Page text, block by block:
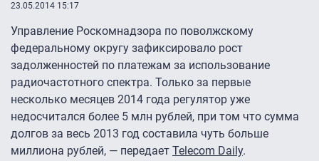
23.05.2014 15:17
Управление Роскомнадзора по поволжскому
федеральному округу зафиксировало рост
задолженностей по платежам за использование
радиочастотного спектра. Только за первые
несколько месяцев 2014 года регулятор уже
недосчитался более 5 млн рублей, при том что сумма
долгов за весь 2013 год составила чуть больше
миллиона рублей, — передает Telecom Daily.